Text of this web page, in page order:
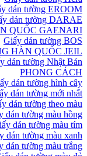
dán tường EROOM
dán tường DARAE
QUỐC GAENARI
Giấy dán tường BOS
HÀN QUỐC JEIL
dán tường Nhật Bản
PHONG CÁCH
dán tường hình cây
dán tường mới nhất
dán tường theo màu
dán tường màu hồng
dán tường màu tím
dán tường màu xanh
dán tường màu trắng